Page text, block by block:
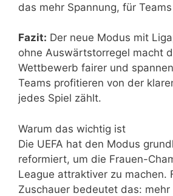
das mehr Spannung, für
Fazit: Der neue Modus mit
ohne Auswärtstorregel macht
Wettbewerb fairer und
Teams profitieren von der
jedes Spiel zählt.
Warum das wichtig ist
Die UEFA hat den Modus
reformiert, um die Frauen-
League attraktiver zu machen.
Zuschauer bedeutet das: mehr